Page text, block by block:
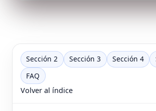
Sección 2 Sección 3 Sección 4
FAQ
Volver al índice